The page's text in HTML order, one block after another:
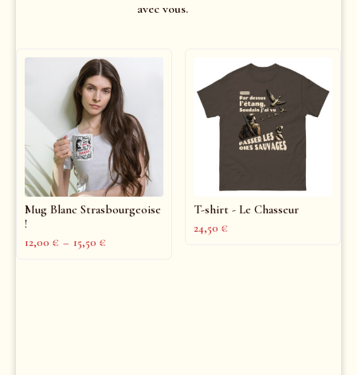
avec vous.
Mug Blanc Strasbourgeoise
!
12,00 € – 15,50 €
T-shirt - Le Chasseur
24,50 €